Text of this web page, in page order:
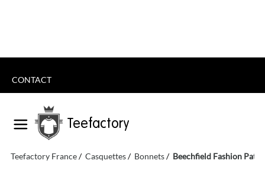
CONTACT
Teefactory
Teefactory France Casquettes Bonnets Beechfield Fashion